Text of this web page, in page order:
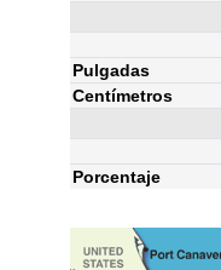
Pulgadas
Centímetros
Porcentaje